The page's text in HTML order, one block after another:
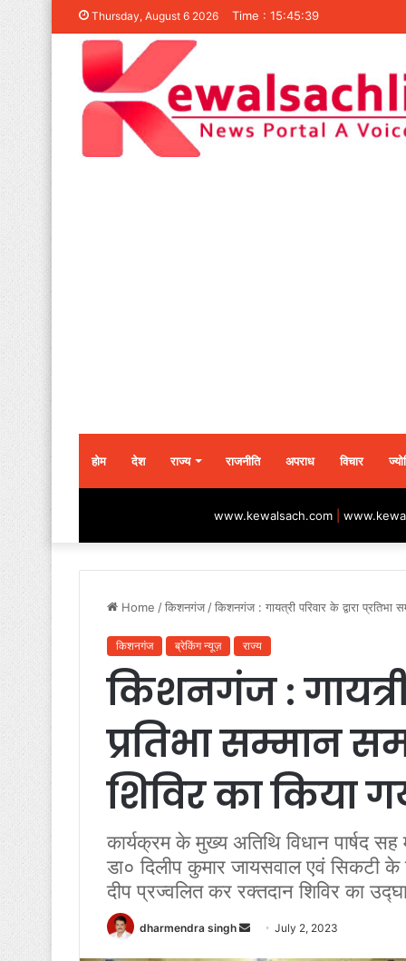
Thursday, August 6 2026 Time : 15:45:39
होम देश राज्य राजनीति अपराध विचार
www.kewalsach.com
Home /किशनगंज /किशनगंज : गायत्री परिवार के द्वारा
किशनगंज ब्रेकिंग न्यूज़ राज्य
किशनगंज : गायत्री
प्रतिभा सम्मान
शिविर का किया
कार्यक्रम के मुख्य अतिथि विधान पार्षद
डा० दिलीप कुमार जायसवाल एवं सिकटी
दीप प्रज्वलित कर रक्तदान शिविर का
dharmendra singh
SendJuly 2, 2023